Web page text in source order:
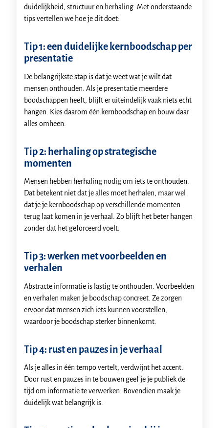
duidelijkheid, structuur en herhaling. Met onderstaande
tips vertellen we hoe je dit doet:
Tip 1: een duidelijke kernboodschap per
presentatie
De belangrijkste stap is dat je weet wat je wilt dat
mensen onthouden. Als je presentatie meerdere
boodschappen heeft, blijft er uiteindelijk vaak niets echt
hangen. Kies daarom één kernboodschap en bouw daar
alles omheen.
Tip 2: herhaling op strategische
momenten
Mensen hebben herhaling nodig om iets te onthouden.
Dat betekent niet dat je alles moet herhalen, maar wel
dat je je kernboodschap op verschillende momenten
terug laat komen in je verhaal. Zo blijft het beter hangen
zonder dat het geforceerd voelt.
Tip 3: werken met voorbeelden en
verhalen
Abstracte informatie is lastig te onthouden. Voorbeelden
en verhalen maken je boodschap concreet. Ze zorgen
ervoor dat mensen zich iets kunnen voorstellen,
waardoor je boodschap sterker binnenkomt.
Tip 4: rust en pauzes in je verhaal
Als je alles in één tempo vertelt, verdwijnt het accent.
Door rust en pauzes in te bouwen geef je je publiek de
tijd om informatie te verwerken. Bovendien maak je
duidelijk wat belangrijk is.